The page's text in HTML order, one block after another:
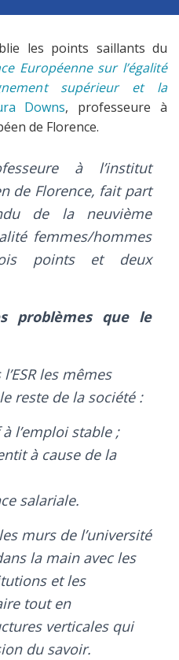
les points saillants du
Européenne sur l’égalité
supérieur et la
Downs, professeure à
de Florence.
à l’institut
de Florence, fait part
de la neuvième
femmes/hommes
points et deux
problèmes que le
les mêmes
reste de la société :
l’emploi stable ;
à cause de la
salariale.
murs de l’université
la main avec les
et les
tout en
verticales qui
du savoir.